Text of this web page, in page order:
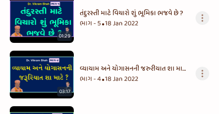
01:29
તંદુરસ્તી માટે વિચારો શું ભૂમિકા ભજવે છે ?
ભાગ - 5•18 Jan 2022
03:17
વ્યાયામ અને યોગાસનની જરુરીયાત શા માટે
?
ભાગ - 4•18 Jan 2022